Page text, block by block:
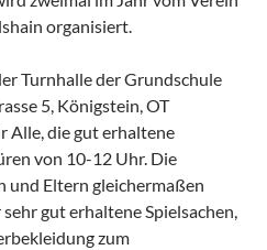
organisiert.
Turnhalle der Grundschule
5, Königstein, OT
Alle, die gut erhaltene
von 10-12 Uhr. Die
und Eltern gleichermaßen
gut erhaltene Spielsachen,
zum